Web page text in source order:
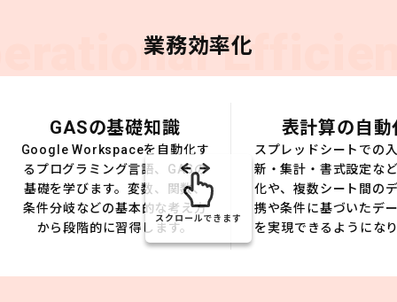
業務効率化
GASの基礎知識
Google Workspaceを自動化す
るプログラミング言語、GASの
基礎を学びます。変数、関数、
条件分岐などの基本的な考え方
から段階的に習得します。
表計算の自動
スプレッドシートでの
新・集計・書式設定な
化や、複数シート間の
携や条件に基づいたデ
を実現できるようにな
スクロールできます